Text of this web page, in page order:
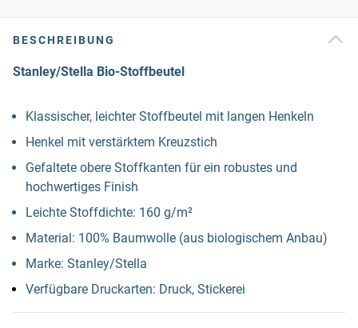
BESCHREIBUNG
Stanley/Stella Bio-Stoffbeutel
Klassischer, leichter Stoffbeutel mit langen Henkeln
Henkel mit verstärktem Kreuzstich
Gefaltete obere Stoffkanten für ein robustes und
hochwertiges Finish
Leichte Stoffdichte: 160 g/m²
Material: 100% Baumwolle (aus biologischem Anbau)
Marke: Stanley/Stella
Verfügbare Druckarten: Druck, Stickerei